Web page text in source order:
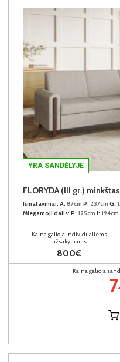
YRA SANDĖLYJE
FLORYDA (III gr.)
Išmatavimai: A: 87cm P: 237cm G:
Miegamoji dalis: P: 125cm I: 194cm
Kaina galioja individualiems
užsakymams
800€
Kaina galioja